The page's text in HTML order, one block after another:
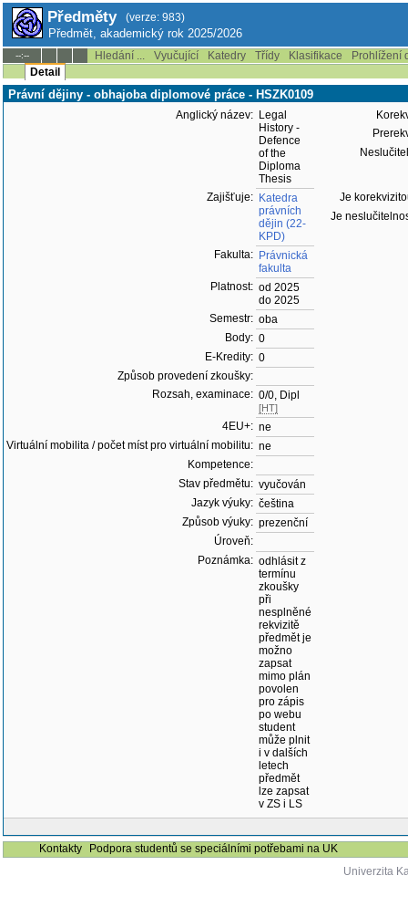
Předměty (verze: 983)
Předmět, akademický rok 2025/2026
--:-- Hledání ... Vyučující Katedry Třídy Klasifikace
Prohlížení
Detail
Právní dějiny - obhajoba diplomové práce - HSZK0109
Anglický název: Legal
History -
Defence
of the
Diploma
Thesis
Zajišťuje: Katedra
právních
dějin (22-
KPD)
Fakulta: Právnická
fakulta
Platnost: od 2025
do 2025
Semestr: oba
Body: 0
E-Kredity: 0
Způsob provedení zkoušky:
Rozsah, examinace: 0/0, Dipl
[HT]
4EU+: ne
Virtuální mobilita / počet míst pro virtuální mobilitu: ne
Kompetence:
Stav předmětu: vyučován
Jazyk výuky: čeština
Způsob výuky: prezenční
Úroveň:
Poznámka: odhlásit z
termínu
zkoušky
při
nesplněné
rekvizitě
předmět je
možno
zapsat
mimo plán
povolen
pro zápis
po webu
student
může plnit
i v dalších
letech
předmět
lze zapsat
v ZS i LS
Je
Je
Kontakty
Podpora studentů se speciálními potřebami na UK
Univerzita